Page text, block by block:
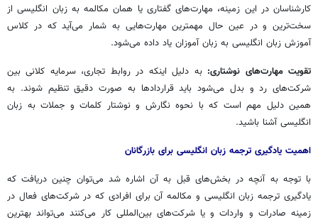
کارشناسان در این زمینه، مهارت‌های گفتاری یا همان مکالمه به زبان انگلیسی از
سخت‌ترین و در عین حال مهمترین مهارت‌هایی به شمار می‌آید که در کلاس
آموزش زبان انگلیسی به زبان آموزان یاد داده می‌شود.
تقویت مهارت‌های نوشتاری: به دلیل اینکه در روابط تجاری، سرمایه کلانی بین
شرکت‌های رد و بدل می‌شود باید قراردادها به صورت دقیق تنظیم شوند. به
همین دلیل مهم است که با نحوه نگارش و نوشتار کلمات و جملات به زبان
انگلیسی آشنا باشید.
اهمیت یادگیری ترجمه زبان انگلیسی برای بازرگانان
با توجه به آنچه در بخش‌های قبل به آن اشاره شد می‌توان چنین دریافت که
یادگیری ترجمه زبان انگلیسی و مکالمه آن برای افرادی که در شرکت‌های فعال در
زمینه صادرات و واردات و یا شرکت‌های بین‌المللی کار می‌کنند می‌تواند بهترین